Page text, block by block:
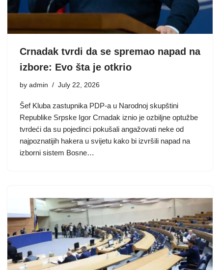
Crnadak tvrdi da se spremao napad na
izbore: Evo šta je otkrio
by admin July 22, 2026
Šef Kluba zastupnika PDP-a u Narodnoj skupštini
Republike Srpske Igor Crnadak iznio je ozbiljne optužbe
tvrdeći da su pojedinci pokušali angažovati neke od
najpoznatijih hakera u svijetu kako bi izvršili napad na
izborni sistem Bosne…